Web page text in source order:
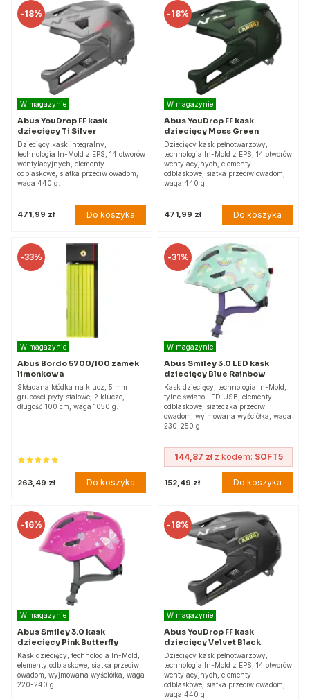
-18%
W magazynie
Abus YouDrop FF kask
dziecięcy Ti Silver
Dziecięcy kask integralny,
technologia In-Mold z EPS, 14 otworów
wentylacyjnych, elementy
odblaskowe, siatka przeciw owadom,
waga 440 g.
471,99 zł Do koszyka
-18%
W magazynie
Abus YouDrop FF kask
dziecięcy Moss Green
Dziecięcy kask pełnotwarzowy,
technologia In-Mold z EPS, 14 otworów
wentylacyjnych, elementy
odblaskowe, siatka przeciw owadom,
waga 440 g.
471,99 zł Do koszyka
-33%
W magazynie
Abus Bordo 5700/100 zamek
limonkowa
Składana kłódka na klucz, 5 mm
grubości płyty stalowe, 2 klucze,
długość 100 cm, waga 1050 g.
263,49 zł Do koszyka
-31%
W magazynie
Abus Smiley 3.0 LED kask
dziecięcy Blue Rainbow
Kask dziecięcy, technologia In-Mold,
tylne światło LED USB, elementy
odblaskowe, siateczka przeciw
owadom, wyjmowana wyściółka, waga
230-250 g.
144,87 złz kodem: SOFT5
152,49 zł Do koszyka
-16%
W magazynie
Abus Smiley 3.0 kask
dziecięcy Pink Butterfly
Kask dziecięcy, technologia In-Mold,
elementy odblaskowe, siatka przeciw
owadom, wyjmowana wyściółka, waga
220-240 g.
-18%
W magazynie
Abus YouDrop FF kask
dziecięcy Velvet Black
Dziecięcy kask pełnotwarzowy,
technologia In-Mold z EPS, 14 otworów
wentylacyjnych, elementy
odblaskowe, siatka przeciw owadom,
waga 440 g.